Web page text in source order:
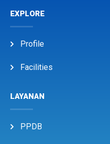
EXPLORE
Profile
Facilities
LAYANAN
PPDB